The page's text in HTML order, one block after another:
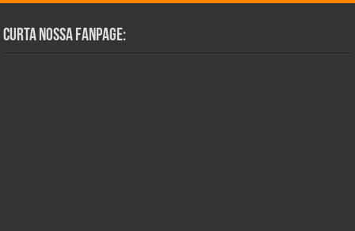
Curta Nossa Fanpage: